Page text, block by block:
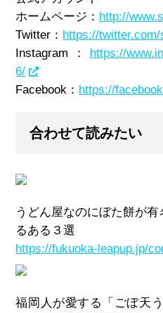
ホームページ： http://
Twitter： https://
Instagram： https://
6/
Facebook： https://
合わせて読みたい
うどん屋なのにぼた餅が
るある３選
https://fukuoka-leapup.jp/
福岡人が愛する「ごぼ天